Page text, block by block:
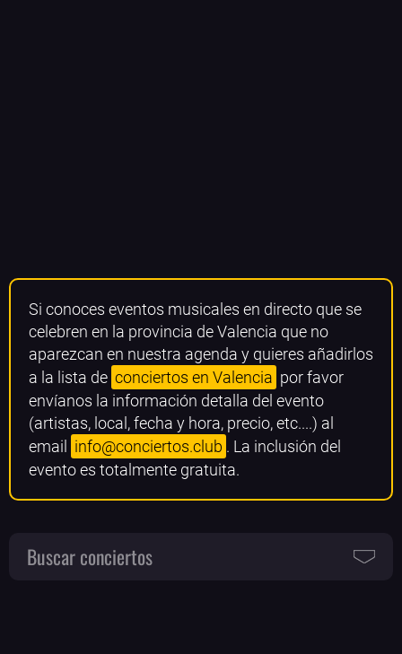
Si conoces eventos musicales en directo que se
celebren en la provincia de Valencia que no
aparezcan en nuestra agenda y quieres añadirlos
a la lista de conciertos en Valencia por favor
envíanos la información detalla del evento
(artistas, local, fecha y hora, precio, etc....) al
email info@conciertos.club . La inclusión del
evento es totalmente gratuita.
Buscar conciertos